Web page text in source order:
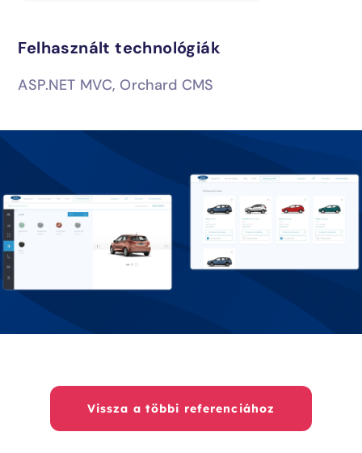
Felhasznált technológiák
ASP.NET MVC, Orchard CMS
Vissza a többi referenciához